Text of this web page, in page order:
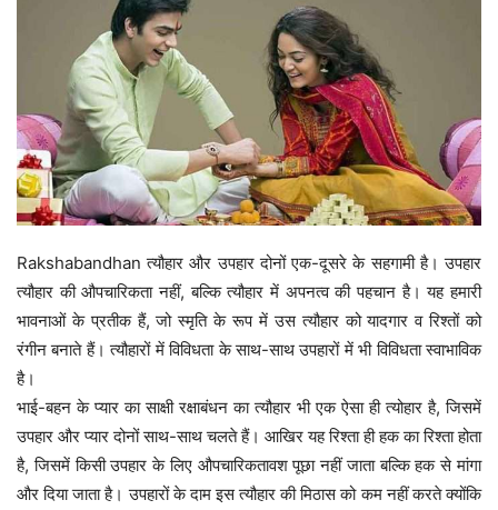
Rakshabandhan त्यौहार और उपहार दोनों एक-दूसरे के सहगामी है। उपहार
त्यौहार की औपचारिकता नहीं, बल्कि त्यौहार में अपनत्व की पहचान है। यह हमारी
भावनाओं के प्रतीक हैं, जो स्मृति के रूप में उस त्यौहार को यादगार व रिश्तों को
रंगीन बनाते हैं। त्यौहारों में विविधता के साथ-साथ उपहारों में भी विविधता स्वाभाविक
है।
भाई-बहन के प्यार का साक्षी रक्षाबंधन का त्यौहार भी एक ऐसा ही त्योहार है, जिसमें
उपहार और प्यार दोनों साथ-साथ चलते हैं। आखिर यह रिश्ता ही हक का रिश्ता होता
है, जिसमें किसी उपहार के लिए औपचारिकतावश पूछा नहीं जाता बल्कि हक से मांगा
और दिया जाता है। उपहारों के दाम इस त्यौहार की मिठास को कम नहीं करते क्योंकि